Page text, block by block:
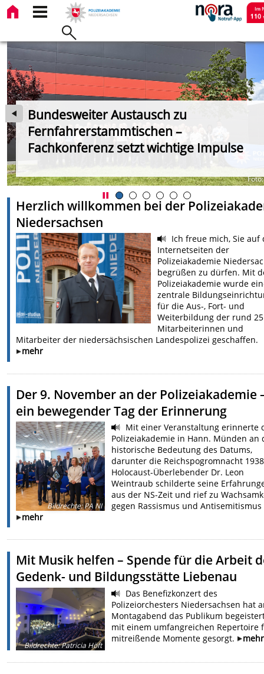
Bundesweiter Austausch zu
Fernfahrerstammtischen –
Fachkonferenz setzt wichtige Impulse
Herzlich willkommen bei der
Niedersachsen
Ich freue mich, Sie auf
Internetseiten der
Polizeiakademie
begrüßen zu dürfen. Mit
Polizeiakademie wurde
zentrale
für die Aus-, Fort- und
Weiterbildung der rund
Mitarbeiterinnen und
Mitarbeiter der niedersächsischen Landespolizei geschaffen.
mehr
Der 9. November an der Polizeiakademie
ein bewegender Tag der Erinnerung
Bildrechte:PA NI
Mit einer Veranstaltung erinnerte
Polizeiakademie in Hann. Münden an
historische Bedeutung des Datums,
darunter die Reichspogromnacht
Holocaust-Überlebender Dr. Leon
Weintraub schilderte seine
aus der NS-Zeit und rief zu
gegen Rassismus und
mehr
Mit Musik helfen – Spende für die Arbeit
Gedenk- und Bildungsstätte Liebenau
Bildrechte:Patricia Höft
Das Benefizkonzert des
Polizeiorchesters Niedersachsen hat
Montagabend das Publikum
mit einem umfangreichen Repertoire
mitreißende Momente gesorgt.
mehr